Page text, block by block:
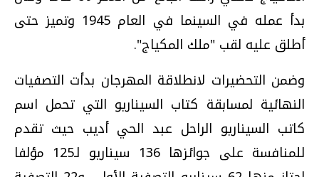
بدأ عمله في السينما في العام 1945 وتميز حتى
أطلق عليه لقب "ملك المكياج".
وضمن التحضيرات لانطلاقة المهرجان بدأت التصفيات
النهائية لمسابقة كتاب السيناريو التي تحمل اسم
كاتب السيناريو الراحل عبد الحي أديب حيث تقدم
للمنافسة على جوائزها 136 سيناريو لـ125 مؤلفا